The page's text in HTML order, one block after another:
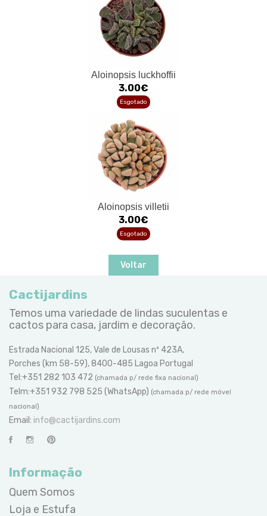
Aloinopsis luckhoffii
3.00€
Esgotado
Aloinopsis villetii
3.00€
Esgotado
Voltar
Cactijardins
Temos uma variedade de lindas suculentas e
cactos para casa, jardim e decoração.
Estrada Nacional 125, Vale de Lousas nº 423A,
Porches (km 58-59), 8400-485 Lagoa Portugal
Tel:+351 282 103 472 (chamada p/ rede fixa nacional)
Telm:+351 932 798 525 (WhatsApp) (chamada p/ rede móvel
nacional)
Email: info@cactijardins.com
Informação
Quem Somos
Loja e Estufa